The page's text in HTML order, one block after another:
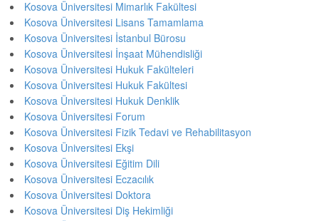
Kosova Üniversitesi Mimarlık Fakültesi
Kosova Üniversitesi Lisans Tamamlama
Kosova Üniversitesi İstanbul Bürosu
Kosova Üniversitesi İnşaat Mühendisliği
Kosova Üniversitesi Hukuk Fakülteleri
Kosova Üniversitesi Hukuk Fakültesi
Kosova Üniversitesi Hukuk Denklik
Kosova Üniversitesi Forum
Kosova Üniversitesi Fizik Tedavi ve Rehabilitasyon
Kosova Üniversitesi Ekşi
Kosova Üniversitesi Eğitim Dili
Kosova Üniversitesi Eczacılık
Kosova Üniversitesi Doktora
Kosova Üniversitesi Diş Hekimliği